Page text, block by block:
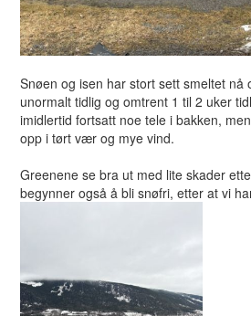
Snøen og isen har stort sett smeltet nå
unormalt tidlig og omtrent 1 til 2 uker
imidlertid fortsatt noe tele i bakken,
opp i tørt vær og mye vind.
Greenene se bra ut med lite skader
begynner også å bli snøfri, etter at vi